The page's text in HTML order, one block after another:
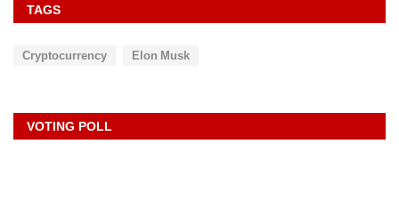
TAGS
Cryptocurrency Elon Musk
VOTING POLL